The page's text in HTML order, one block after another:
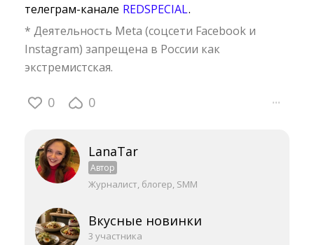
телеграм-канале REDSPECIAL.
* Деятельность Meta (соцсети Facebook и
Instagram) запрещена в России как
экстремистская.
0 0 ···
LanaTar
Автор
Журналист, блогер, SMM
Вкусные новинки
3 участника